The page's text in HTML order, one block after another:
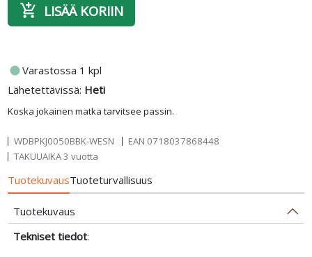
Koska jokainen matka tarvitsee passin.
add_shopping_cart LISÄÄ KORIIN
fiber_manual_recordVarastossa 1 kpl
Lähetettävissä: Heti
WDBPKJ0050BBK-WESN EAN 0718037868448
TAKUUAIKA 3 vuotta
TuotekuvausTuoteturvallisuus
Tuotekuvaus
Tekniset tiedot: